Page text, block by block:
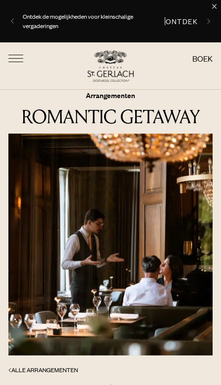
Ontdek de mogelijkheden voor kleinschalige
vergaderingen
ONTDEK
BOEK
Arrangementen
ROMANTIC GETAWAY
ALLE ARRANGEMENTEN